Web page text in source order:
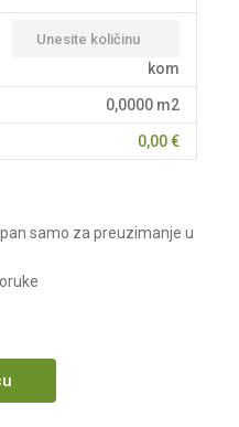
kom
0,0000 m2
0,00€
samo za preuzimanje u